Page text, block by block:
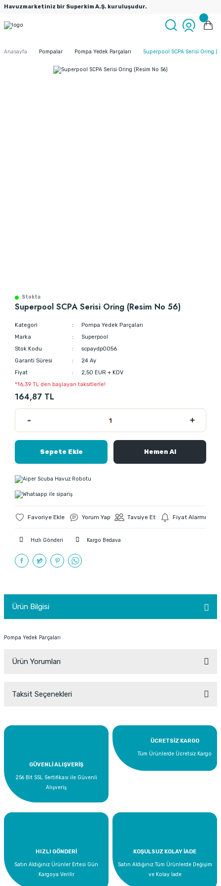
Havuzmarketiniz bir Superkim A.Ş. kuruluşudur.
Anasayfa Pompalar Pompa Yedek Parçaları Superpool SCPA Serisi Oring
Stokta
Superpool SCPA Serisi Oring (Resim No 56)
Kategori
Pompa Yedek Parçaları
Marka
Superpool
Stok Kodu
scpaydp0056
Garanti Süresi
24 Ay
Fiyat
2,50 EUR + KDV
*16,39 TL den başlayan taksitlerle!
164,87 TL
Sepete Ekle Hemen Al
Yorum Yap Tavsiye Et Fiyat Alarmı
Hızlı Gönderi Kargo Bedava
Ürün Bilgisi
Pompa Yedek Parçaları
Ürün Yorumları
Yorum Yaz
Taksit Seçenekleri
GÜVENLİ ALIŞVERİŞ
256 Bit SSL Sertifikası ile Güvenli
Alışveriş
ÜCRETSİZ KARGO
Tüm Ürünlerde Ücretsiz Kargo
HIZLI GÖNDERİ
Satın Aldığınız Ürünler Ertesi Gün
Kargoya Verilir
KOŞULSUZ KOLAY İADE
Satın Aldığınız Tüm Ürünlerde Değişim
ve Kolay İade